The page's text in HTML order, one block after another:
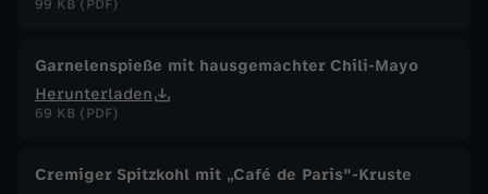
7
99 KB (PDF)
Garnelenspieße mit hausgemachter Chili-Mayo
Herunterladen
69 KB (PDF)
Cremiger Spitzkohl mit „Café de Paris"-Kruste